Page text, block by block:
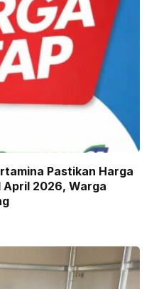
Pastikan Harga
April 2026, Warga